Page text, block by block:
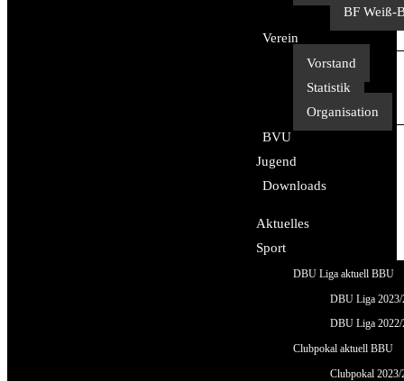
BF Weiß-
Verein
Vorstand
Statistik
Organisation
BVU
Jugend
Downloads
Aktuelles
Sport
DBU Liga aktuell BBU
DBU Liga 2023/
DBU Liga 2022/
Clubpokal aktuell BBU
Clubpokal 2023/